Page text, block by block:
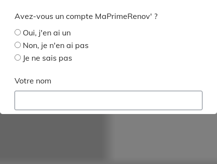
Avez-vous un compte MaPrimeRenov' ?
Oui, j'en ai un
Non, je n'en ai pas
Je ne sais pas
Votre nom